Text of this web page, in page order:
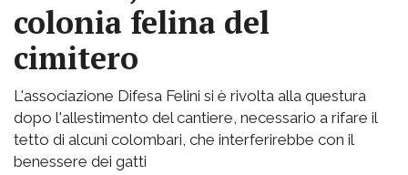
colonia felina del
cimitero
L'associazione Difesa Felini si è rivolta alla questura
dopo l'allestimento del cantiere, necessario a rifare il
tetto di alcuni colombari, che interferirebbe con il
benessere dei gatti